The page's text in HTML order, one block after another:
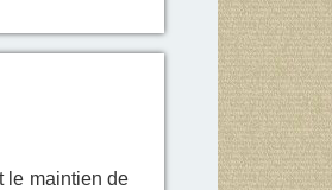
le maintien de